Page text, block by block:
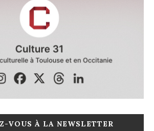
VOUS À LA NEWSLETTER